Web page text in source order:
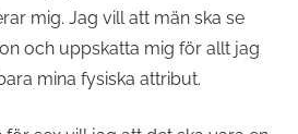
mig. Jag vill att män ska se
och uppskatta mig för allt jag
mina fysiska attribut.